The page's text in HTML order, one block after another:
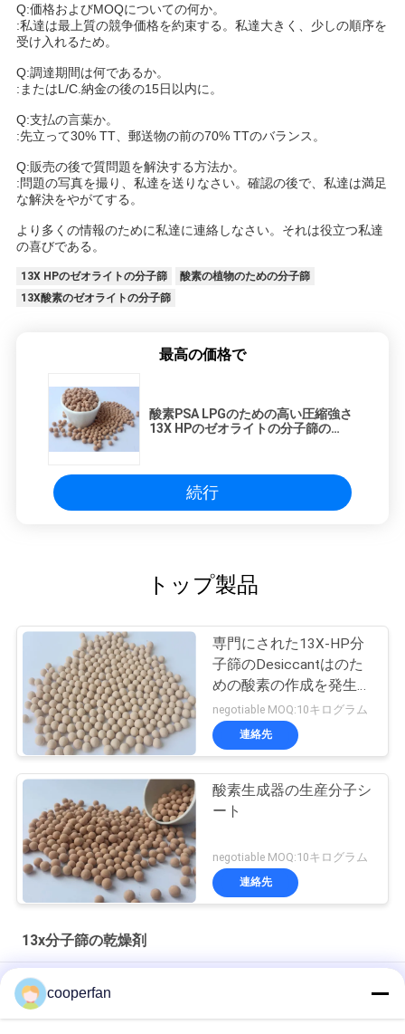
Q:価格およびMOQについての何か。
:私達は最上質の競争価格を約束する。私達大きく、少しの順序を
受け入れるため。
Q:調達期間は何であるか。
:またはL/C.納金の後の15日以内に。
Q:支払の言葉か。
:先立って30% TT、郵送物の前の70% TTのバランス。
Q:販売の後で質問題を解決する方法か。
:問題の写真を撮り、私達を送りなさい。確認の後で、私達は満足
な解決をやがてする。
より多くの情報のために私達に連絡しなさい。それは役立つ私達
の喜びである。
13X HPのゼオライトの分子篩
酸素の植物のための分子篩
13X酸素のゼオライトの分子篩
最高の価格で
酸素PSA LPGのための高い圧縮強さ
13X HPのゼオライトの分子篩の
続行
トップ製品
専門にされた13X-HP分
子篩のDesiccantはのた
めの酸素の作成を発生さ
せる
negotiable MOQ:10キログラム
連絡先
酸素生成器の生産分子シ
ート
negotiable MOQ:10キログラム
連絡先
13x分子篩の乾燥剤
円柱形13Xの分子篩のDesiccant 2 - 3mmの気孔のサイズ
ゼオライト13Xの分子篩の乾燥性がある餌の見掛け密度
cooperfan